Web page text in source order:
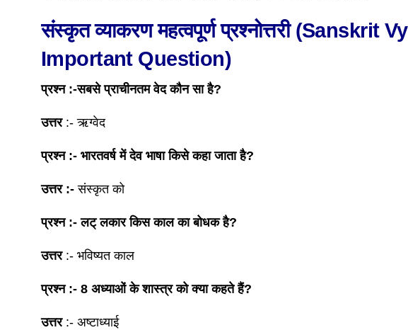
संस्कृत व्याकरण महत्वपूर्ण प्रश्नोत्तरी (Sanskrit
Important Question)
प्रश्न :-सबसे प्राचीनतम वेद कौन सा है?
उत्तर:- ऋग्वेद
प्रश्न :- भारतवर्ष में देव भाषा किसे कहा जाता है?
उत्तर :-संस्कृत को
प्रश्न :- लट् लकार किस काल का बोधक है?
उत्तर:- भविष्यत काल
प्रश्न :- 8 अध्याओं के शास्त्र को क्या कहते हैं?
उत्तर:- अष्टाध्याई